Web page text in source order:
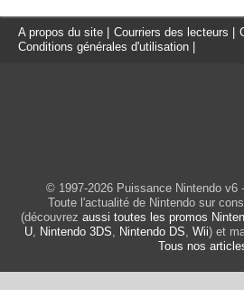
A propos du site Courriers des lecteurs
Conditions générales d'utilisation
© 1997-2026 Puissance Nintendo v6
Toute l'actualité de Nintendo sur
(découvrez aussi toutes les promos
U, Nintendo 3DS, Nintendo DS, Wii) et
Tous nos